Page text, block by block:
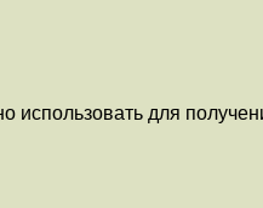
использовать для